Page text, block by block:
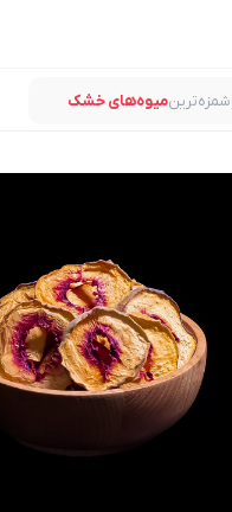
میوه‌های خشک
لواشک‌های ارگانیک